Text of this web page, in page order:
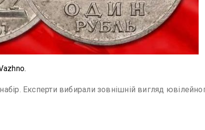
Експерти вибирали зовнішній вигляд